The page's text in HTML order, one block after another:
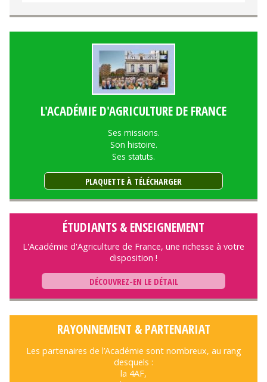
L'ACADÉMIE D'AGRICULTURE DE FRANCE
Ses missions.
Son histoire.
Ses statuts.
PLAQUETTE À TÉLÉCHARGER
ÉTUDIANTS & ENSEIGNEMENT
L'Académie d'Agriculture de France, une richesse à votre
disposition !
DÉCOUVREZ-EN LE DÉTAIL
RAYONNEMENT & PARTENARIAT
Les partenaires de l’Académie sont nombreux, au rang
desquels :
la 4AF,